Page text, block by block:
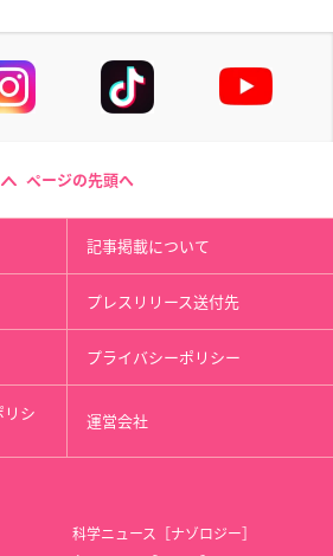
ページの先頭へ
記事掲載について
プレスリリース送付先
プライバシーポリシー
シ 運営会社
科学ニュース［ナゾロジー］